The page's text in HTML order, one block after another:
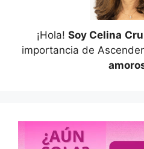
¡Hola! Soy Celina
importancia de